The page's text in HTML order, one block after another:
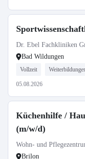
Dr. Ebel Fachkliniken
Bad Wildungen
Vollzeit
05.08.2026
Küchenhilfe /
(m/w/d)
Wohn- und
Brilon